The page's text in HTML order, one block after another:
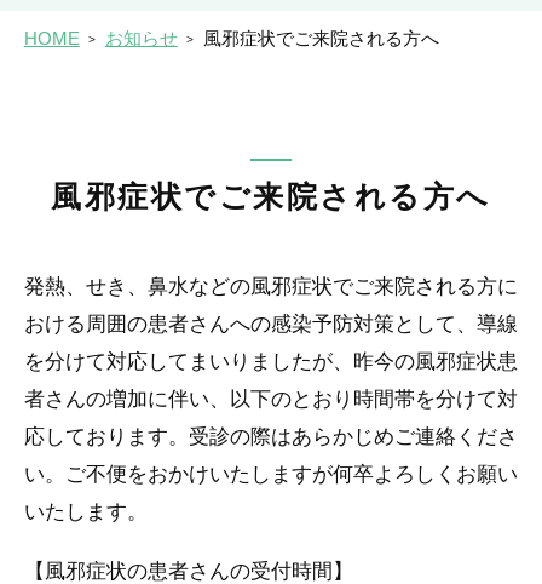
HOME お知らせ 風邪症状でご来院される方へ
風邪症状でご来院される方へ
発熱、せき、鼻水などの風邪症状でご来院される方に
おける周囲の患者さんへの感染予防対策として、導線
を分けて対応してまいりましたが、昨今の風邪症状患
者さんの増加に伴い、以下のとおり時間帯を分けて対
応しております。受診の際はあらかじめご連絡くださ
い。ご不便をおかけいたしますが何卒よろしくお願い
いたします。
【風邪症状の患者さんの受付時間】